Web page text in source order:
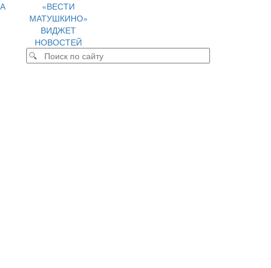
«ВЕСТИ
МАТУШКИНО»
ВИДЖЕТ
НОВОСТЕЙ